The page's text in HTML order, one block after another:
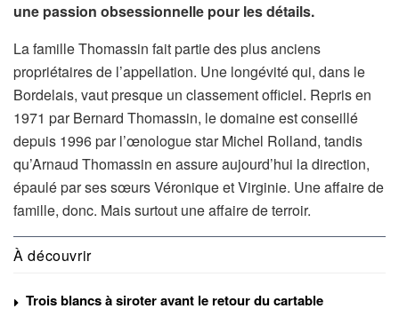
une passion obsessionnelle pour les détails.
La famille Thomassin fait partie des plus anciens
propriétaires de l’appellation. Une longévité qui, dans le
Bordelais, vaut presque un classement officiel. Repris en
1971 par Bernard Thomassin, le domaine est conseillé
depuis 1996 par l’œnologue star Michel Rolland, tandis
qu’Arnaud Thomassin en assure aujourd’hui la direction,
épaulé par ses sœurs Véronique et Virginie. Une affaire de
famille, donc. Mais surtout une affaire de terroir.
À découvrir
Trois blancs à siroter avant le retour du cartable